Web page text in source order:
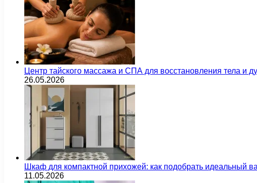
Центр тайского массажа и СПА для восстановления тела и
26.05.2026
Шкаф для компактной прихожей: как подобрать идеальный
11.05.2026